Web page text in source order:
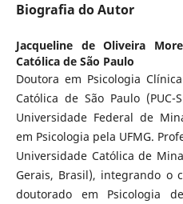
Biografia do Autor
Jacqueline de Oliveira
Católica de São Paulo
Doutora em Psicologia
Católica de São Paulo
Universidade Federal de
em Psicologia pela UFMG.
Universidade Católica de
Gerais, Brasil), integrando o
doutorado em Psicologia